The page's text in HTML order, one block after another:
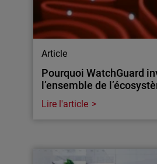
Article
Pourquoi WatchGuard
l’ensemble de
Lire l'article